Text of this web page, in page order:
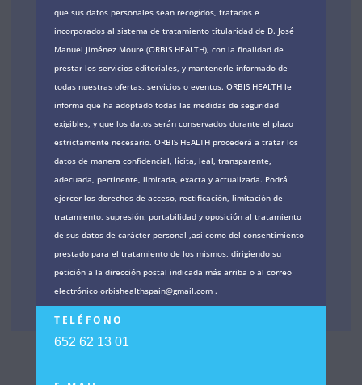
que sus datos personales sean recogidos, tratados e
incorporados al sistema de tratamiento titularidad de D. José
Manuel Jiménez Moure (ORBIS HEALTH), con la finalidad de
prestar los servicios editoriales, y mantenerle informado de
todas nuestras ofertas, servicios o eventos. ORBIS HEALTH le
informa que ha adoptado todas las medidas de seguridad
exigibles, y que los datos serán conservados durante el plazo
estrictamente necesario. ORBIS HEALTH procederá a tratar los
datos de manera confidencial, lícita, leal, transparente,
adecuada, pertinente, limitada, exacta y actualizada. Podrá
ejercer los derechos de acceso, rectificación, limitación de
tratamiento, supresión, portabilidad y oposición al tratamiento
de sus datos de carácter personal ,así como del consentimiento
prestado para el tratamiento de los mismos, dirigiendo su
petición a la dirección postal indicada más arriba o al correo
electrónico orbishealthspain@gmail.com .
TELÉFONO
652 62 13 01